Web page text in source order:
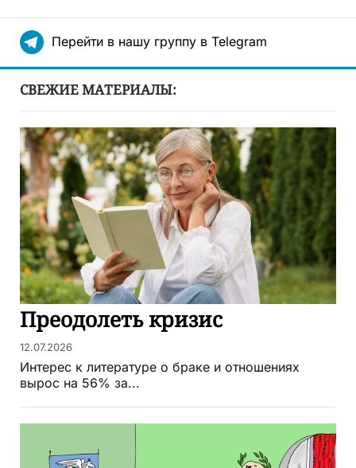
Перейти в нашу группу в Telegram
СВЕЖИЕ МАТЕРИАЛЫ:
Преодолеть кризис
12.07.2026
Интерес к литературе о браке и отношениях
вырос на 56% за...